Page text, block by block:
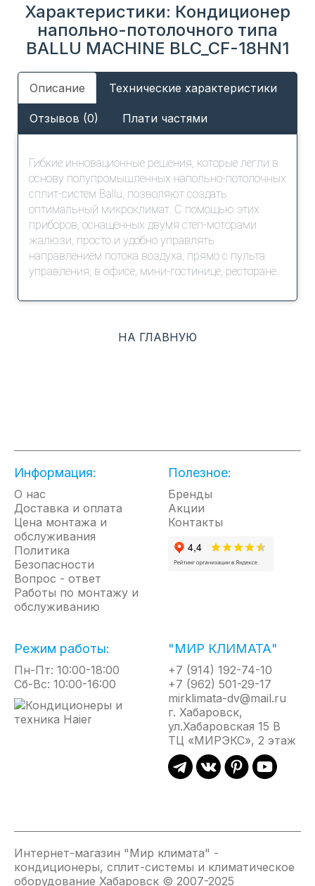
Характеристики: Кондиционер
напольно-потолочного типа
BALLU MACHINE BLC_CF-18HN1
Описание Технические характеристики
Отзывов (0) Плати частями
Гибкие инновационные решения, которые легли в
основу полупромышленных напольно-потолочных
сплит-систем Ballu, позволяют создать
оптимальный микроклимат. С помощью этих
приборов, оснащенных двумя степ-моторами
жалюзи, просто и удобно управлять
направлением потока воздуха, прямо с пульта
управления, в офисе, мини-гостинице, ресторане.
НА ГЛАВНУЮ
Информация:
О нас
Доставка и оплата
Цена монтажа и
обслуживания
Политика
Безопасности
Вопрос - ответ
Работы по монтажу и
обслуживанию
Полезное:
Бренды
Акции
Контакты
Режим работы:
Пн-Пт: 10:00-18:00
Сб-Вс: 10:00-16:00
"МИР КЛИМАТА"
+7 (914) 192-74-10
+7 (962) 501-29-17
mirklimata-dv@mail.ru
г. Хабаровск,
ул.Хабаровская 15 В
ТЦ «МИРЭКС», 2 этаж
Интернет-магазин "Мир климата" -
кондиционеры, сплит-системы и климатическое
оборудование Хабаровск © 2007-2025